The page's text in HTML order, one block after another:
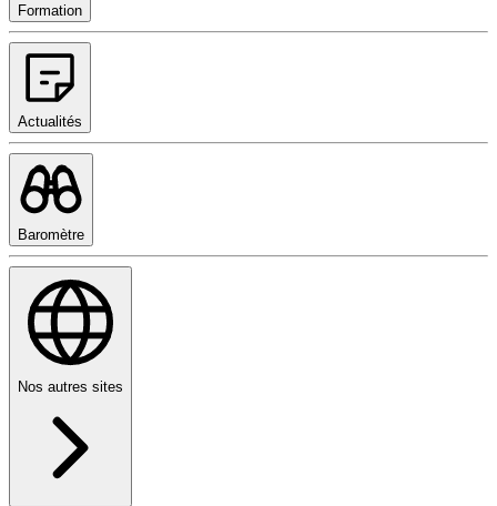
Formation
Actualités
Baromètre
Nos autres sites